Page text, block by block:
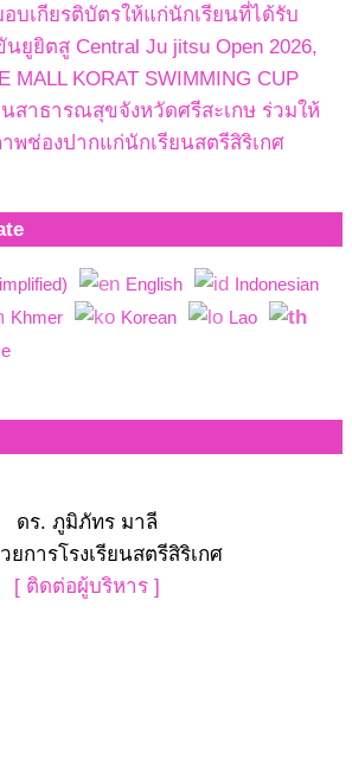
บเกียรติบัตรให้แก่นักเรียนที่ได้รับ
ยูยิตสู Central Ju jitsu Open 2026,
KORAT SWIMMING CUP
สาธารณสุขจังหวัดศรีสะเกษ ร่วมให้
พช่องปากแก่นักเรียนสตรีสิริเกศ
English
Indonesian
Khmer Korean
Lao
ดร. ภูมิภัทร มาลี
ยการโรงเรียนสตรีสิริเกศ
[ ติดต่อผู้บริหาร ]